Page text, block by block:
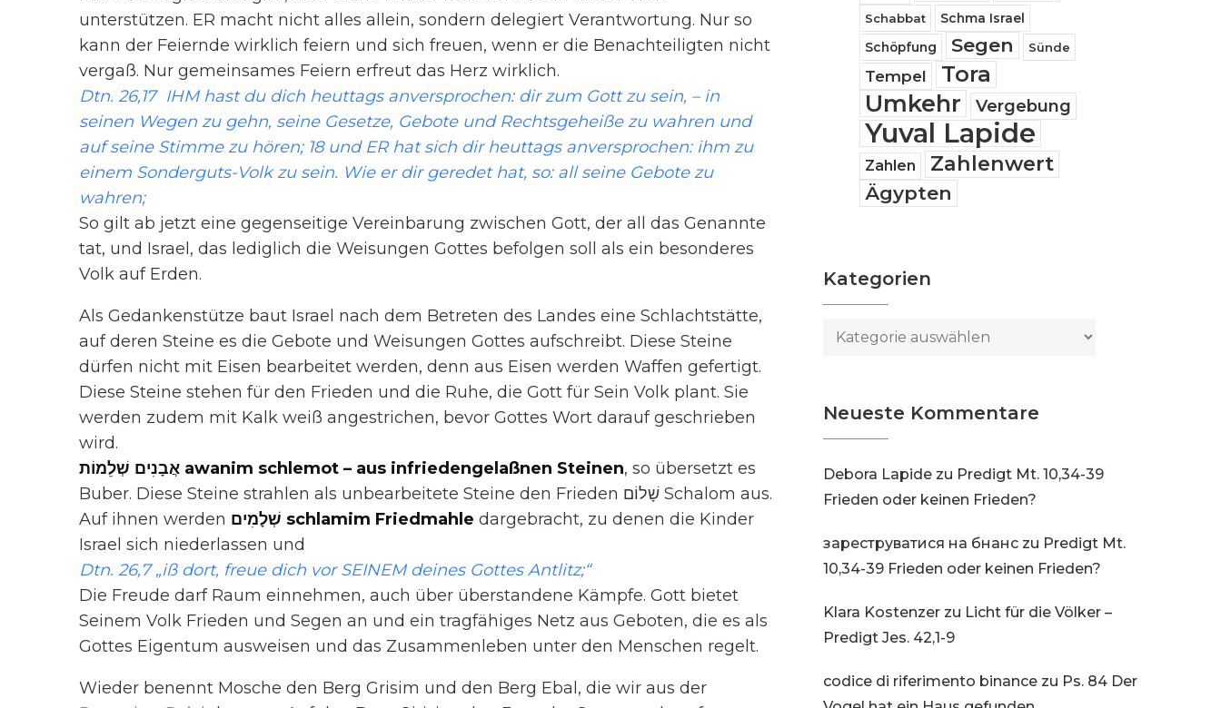
unterstützen. ER macht nicht alles allein, sondern delegiert Verantwortung. Nur so
kann der Feiernde wirklich feiern und sich freuen, wenn er die Benachteiligten nicht
vergaß. Nur gemeinsames Feiern erfreut das Herz wirklich.
Dtn. 26,17 IHM hast du dich heuttags anversprochen: dir zum Gott zu sein, – in
seinen Wegen zu gehn, seine Gesetze, Gebote und Rechtsgeheiße zu wahren und
auf seine Stimme zu hören; 18 und ER hat sich dir heuttags anversprochen: ihm zu
einem Sonderguts-Volk zu sein. Wie er dir geredet hat, so: all seine Gebote zu
wahren;
So gilt ab jetzt eine gegenseitige Vereinbarung zwischen Gott, der all das Genannte
tat, und Israel, das lediglich die Weisungen Gottes befolgen soll als ein besonderes
Volk auf Erden.
Als Gedankenstütze baut Israel nach dem Betreten des Landes eine Schlachtstätte,
auf deren Steine es die Gebote und Weisungen Gottes aufschreibt. Diese Steine
dürfen nicht mit Eisen bearbeitet werden, denn aus Eisen werden Waffen gefertigt.
Diese Steine stehen für den Frieden und die Ruhe, die Gott für Sein Volk plant. Sie
werden zudem mit Kalk weiß angestrichen, bevor Gottes Wort darauf geschrieben
wird.
אֲבָנִים שְׁלֵמוֹת awanim schlemot – aus infriedengelaßnen Steinen, so übersetzt es
Buber. Diese Steine strahlen als unbearbeitete Steine den Frieden שָׁלוֹם Schalom aus.
Auf ihnen werden
שְׁלָמִים schlamim Friedmahle dargebracht, zu denen die Kinder
Israel sich niederlassen und
Dtn. 26,7 „iß dort, freue dich vor SEINEM deines Gottes Antlitz;“
Die Freude darf Raum einnehmen, auch über überstandene Kämpfe. Gott bietet
Seinem Volk Frieden und Segen an und ein tragfähiges Netz aus Geboten, die es als
Gottes Eigentum ausweisen und das Zusammenleben unter den Menschen regelt.
Wieder benennt Mosche den Berg Grisim und den Berg Ebal, die wir aus der
Schabbat
Schma Israel
Schöpfung
Segen Sünde
Tempel Tora
Umkehr Vergebung
Yuval Lapide
Zahlen Zahlenwert
Ägypten
Kategorien
Kategorien
Neueste Kommentare
Debora Lapide zu Predigt Mt. 10,34-39
Frieden oder keinen Frieden?
зареструватися на бнанс zu Predigt Mt.
10,34-39 Frieden oder keinen Frieden?
Klara Kostenzer zu Licht für die Völker –
Predigt Jes. 42,1-9
codice di riferimento binance zu Ps. 84 Der